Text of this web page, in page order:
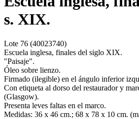
s. XIX.
Lote 76 (40023740)
Escuela inglesa, finales del siglo XIX.
"Paisaje".
Óleo sobre lienzo.
Firmado (ilegible) en el ángulo inferior
Con etiqueta al dorso del restaurador y
(Glasgow).
Presenta leves faltas en el marco.
Medidas: 36 x 46 cm.; 68 x 78 x 10 cm.